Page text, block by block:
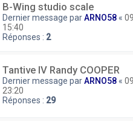
B-Wing studio scale
Dernier message parARNO58 «
15:40
Réponses : 2
Tantive IV Randy COOPER
Dernier message parARNO58 «
23:20
Réponses : 29